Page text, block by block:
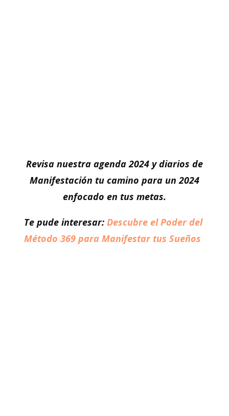
Revisa nuestra agenda 2024 y diarios de
Manifestación tu camino para un 2024
enfocado en tus metas.
Te pude interesar: Descubre el Poder del
Método 369 para Manifestar tus Sueños